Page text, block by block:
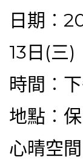
日期
13日(三)
時間︰
地點︰
心晴空間